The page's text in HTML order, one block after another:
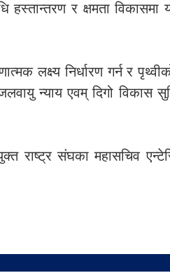
हस्तान्तरण र क्षमता
लक्ष्य निर्धारण गर्न र
न्याय एवम् दिगो विकास
राष्ट्र संघका महासचिव